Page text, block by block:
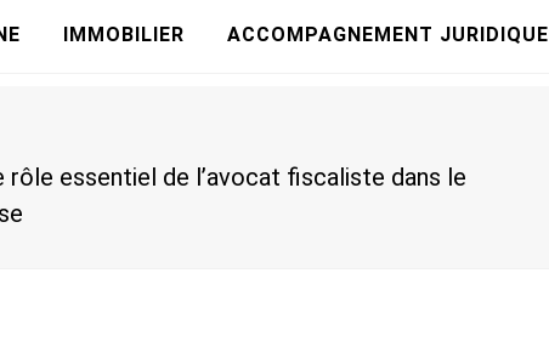
IMMOBILIER ACCOMPAGNEMENT JURIDIQUE
rôle essentiel de l’avocat fiscaliste dans le